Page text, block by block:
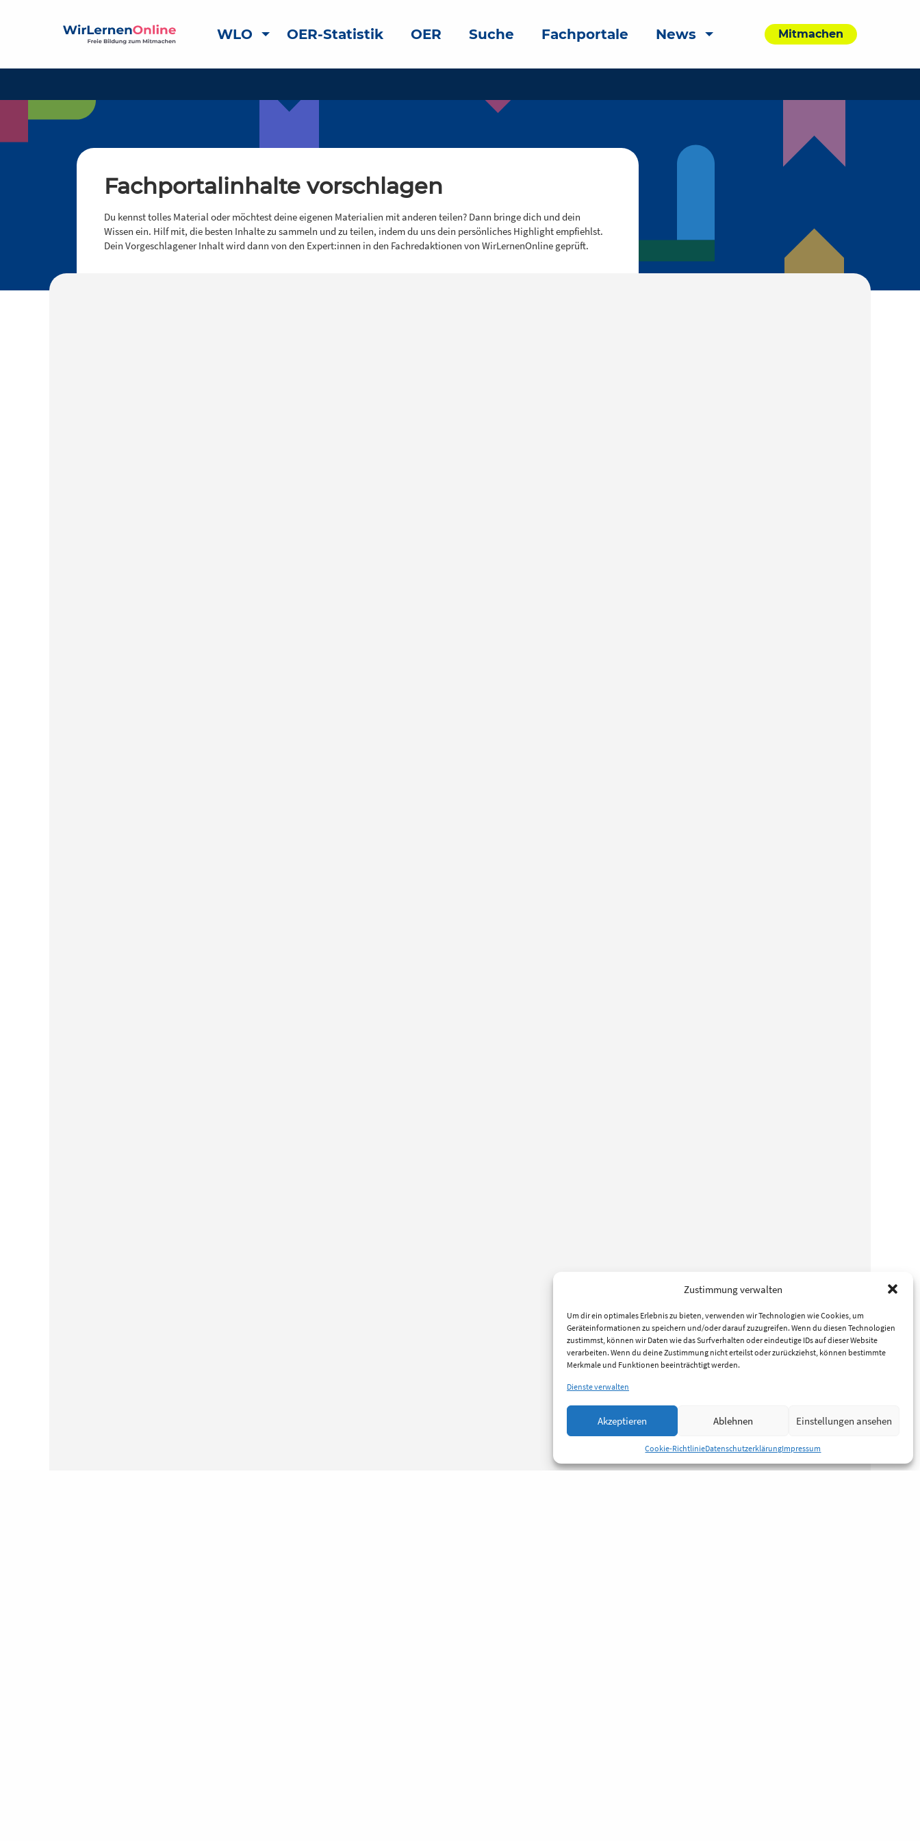
Zustimmung verwalten
Um dir ein optimales Erlebnis zu bieten, verwenden wir Technologien wie Cookies, um
Geräteinformationen zu speichern und/oder darauf zuzugreifen. Wenn du diesen Technologien
zustimmst, können wir Daten wie das Surfverhalten oder eindeutige IDs auf dieser Website
verarbeiten. Wenn du deine Zustimmung nicht erteilst oder zurückziehst, können bestimmte
Merkmale und Funktionen beeinträchtigt werden.
Dienste verwalten
Akzeptieren Ablehnen Einstellungen ansehen
Cookie-RichtlinieDatenschutzerklärungImpressum
WLO OER-Statistik OER Suche Fachportale News Mitmachen
Fachportalinhalte vorschlagen
Du kennst tolles Material oder möchtest deine eigenen Materialien mit anderen teilen? Dann bringe dich und dein
Wissen ein. Hilf mit, die besten Inhalte zu sammeln und zu teilen, indem du uns dein persönliches Highlight empfiehlst.
Dein Vorgeschlagener Inhalt wird dann von den Expert:innen in den Fachredaktionen von WirLernenOnline geprüft.